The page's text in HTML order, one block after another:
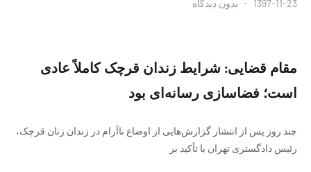
1397-11-23 بدون دیدگاه
مقام قضایی: شرایط زندان قرچک کاملاً عادی
است؛ فضاسازی رسانه‌ای بود
چند روز پس از انتشار گزارش‌هایی از اوضاع ناآرام در زندان زنان قرچک،
رئیس دادگستری تهران با تأکید بر